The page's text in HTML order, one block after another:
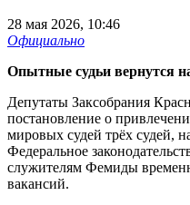
28 мая 2026, 10:46
Официально
Опытные судьи вернутся
Депутаты Заксобрания
постановление о
мировых судей трёх судей,
Федеральное
служителям Фемиды
вакансий.